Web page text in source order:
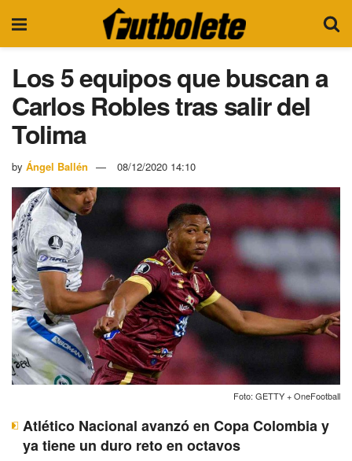
Los 5 equipos que buscan a
Carlos Robles tras salir del
Tolima
by Ángel Ballén 08/12/2020 14:10
Foto: GETTY + OneFootball
Atlético Nacional avanzó en Copa Colombia y
ya tiene un duro reto en octavos